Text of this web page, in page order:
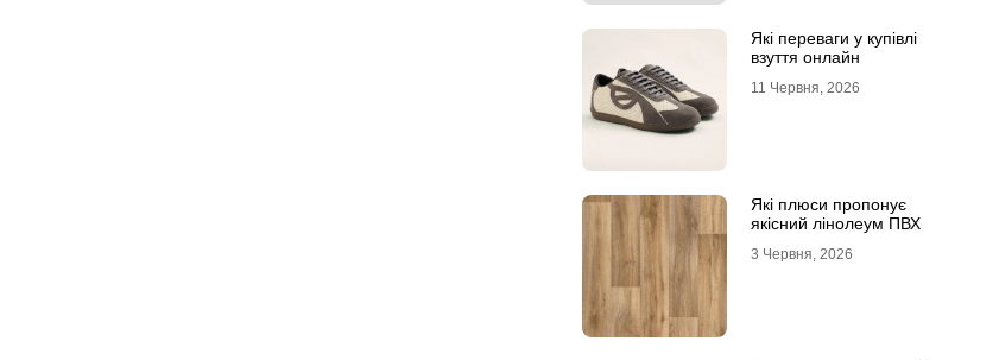
Які переваги у купівлі
взуття онлайн
11 Червня, 2026
Які плюси пропонує
якісний лінолеум ПВХ
3 Червня, 2026